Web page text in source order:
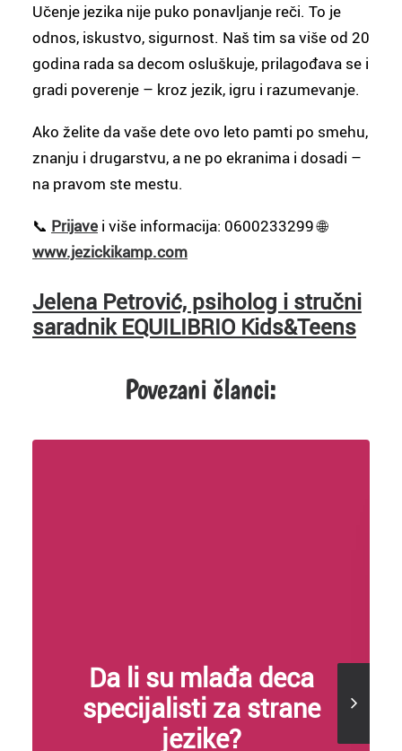
Učenje jezika nije puko ponavljanje reči. To je
odnos, iskustvo, sigurnost. Naš tim sa više od 20
godina rada sa decom osluškuje, prilagođava se i
gradi poverenje – kroz jezik, igru i razumevanje.
Ako želite da vaše dete ovo leto pamti po smehu,
znanju i drugarstvu, a ne po ekranima i dosadi –
na pravom ste mestu.
📞 Prijave i više informacija: 0600233299 🌐
www.jezickikamp.com
Jelena Petrović, psiholog i stručni
saradnik EQUILIBRIO Kids&Teens
Povezani članci:
Da li su mlađa deca
specijalisti za strane
jezike?